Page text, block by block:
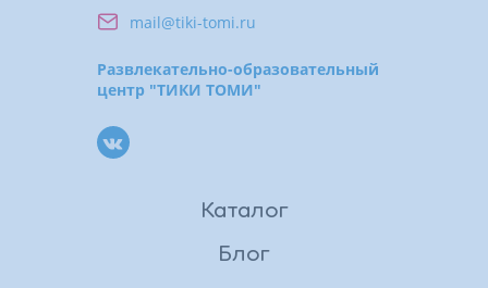
mail@tiki-tomi.ru
Развлекательно-образовательный
центр "ТИКИ ТОМИ"
Каталог
Блог